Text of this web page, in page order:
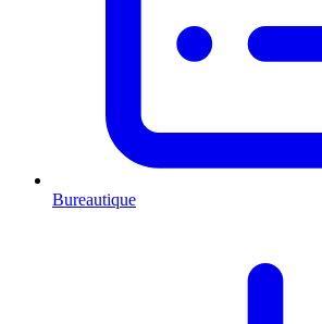
Bureautique